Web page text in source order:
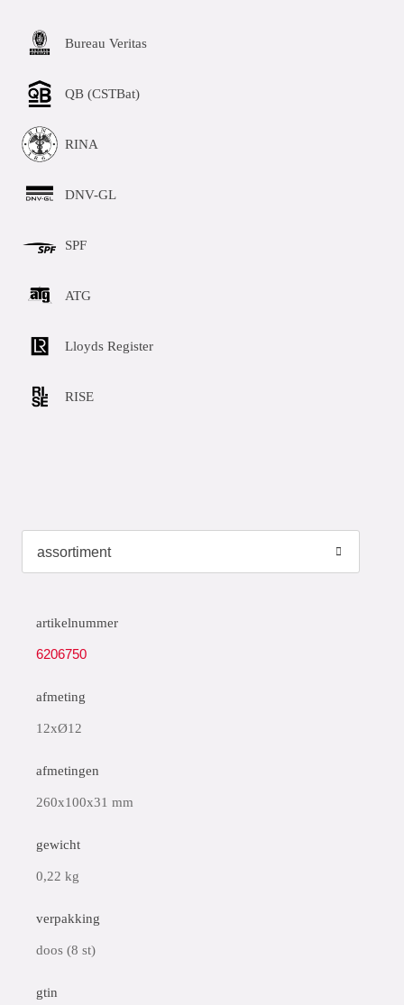
Bureau Veritas
QB (CSTBat)
RINA
DNV-GL
SPF
ATG
Lloyds Register
RISE
artikelnummer
6206750
afmeting
12xØ12
afmetingen
260x100x31 mm
gewicht
0,22 kg
verpakking
doos (8 st)
gtin